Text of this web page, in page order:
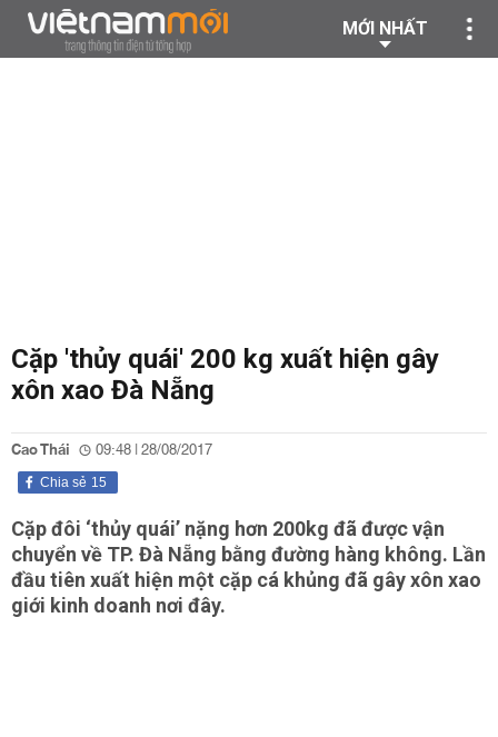
MỚI NHẤT
Cặp 'thủy quái' 200 kg xuất hiện gây
xôn xao Đà Nẵng
Cao Thái 09:48 | 28/08/2017
15
Chia sẻ
Cặp đôi ‘thủy quái’ nặng hơn 200kg đã được vận
chuyển về TP. Đà Nẵng bằng đường hàng không. Lần
đầu tiên xuất hiện một cặp cá khủng đã gây xôn xao
giới kinh doanh nơi đây.